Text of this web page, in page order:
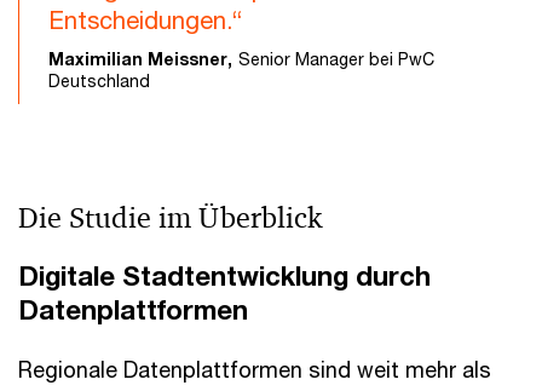
Entscheidungen.“
Maximilian Meissner, Senior Manager bei PwC
Deutschland
Die Studie im Überblick
Digitale Stadtentwicklung durch
Datenplattformen
Regionale Datenplattformen sind weit mehr als